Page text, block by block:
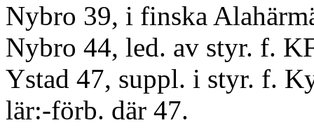
Nybro 39, i finska
Nybro 44, led. av styr. f.
Ystad 47, suppl. i styr. f.
lär:-förb. där 47.